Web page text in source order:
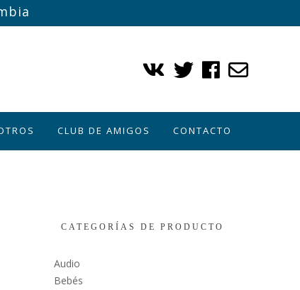
CLUB DE AMIGOS CONTACTO
CATEGORÍAS DE PRODUCTO
Audio
Bebés